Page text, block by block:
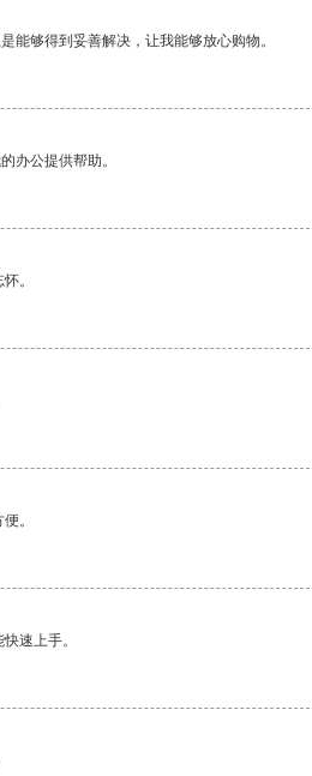
能够得到妥善解决，让我能够放心购物。
办公提供帮助。
。
。
速上手。